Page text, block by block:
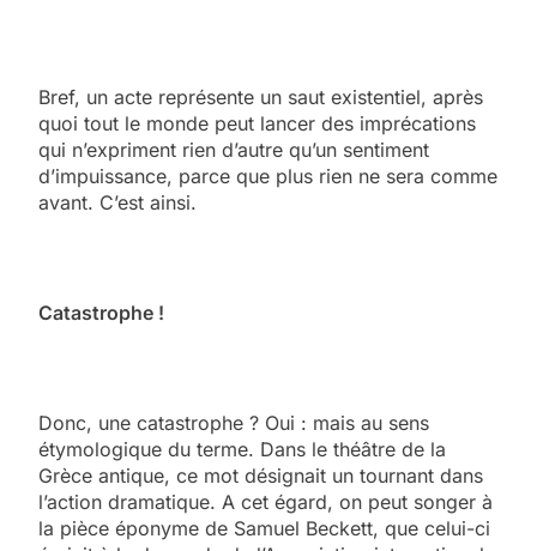
Bref, un acte représente un saut existentiel, après
quoi tout le monde peut lancer des imprécations
qui n’expriment rien d’autre qu’un sentiment
d’impuissance, parce que plus rien ne sera comme
avant. C’est ainsi.
Catastrophe !
Donc, une catastrophe ? Oui : mais au sens
étymologique du terme. Dans le théâtre de la
Grèce antique, ce mot désignait un tournant dans
l’action dramatique. A cet égard, on peut songer à
la pièce éponyme de Samuel Beckett, que celui-ci